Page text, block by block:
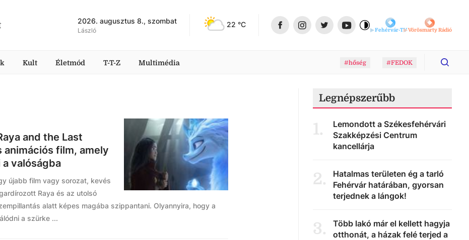
2026. augusztus 8., szombat
László
22 °C
Fehérvár-TVVörösmarty Rádió
Kult Életmód T-T-Z Multimédia #hőség #FEDOK
and the Last
film, amely
valóságba
újabb film vagy sorozat, kevés
Raya és az utolsó
alatt képes magába szippantani. Olyannyira, hogy a
a szürke ...
Legnépszerűbb
1.
Lemondott a Székesfehérvári
Szakképzési Centrum
kancellárja
2.
Hatalmas területen ég a tarló
Fehérvár határában, gyorsan
terjednek a lángok!
3.
Több lakó már el kellett hagyja
otthonát, a házak felé terjed a